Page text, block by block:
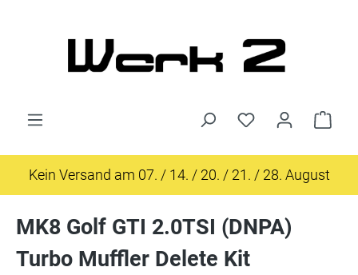
Kein Versand am 07. / 14. / 20. / 21. / 28. August
MK8 Golf GTI 2.0TSI (DNPA)
Turbo Muffler Delete Kit